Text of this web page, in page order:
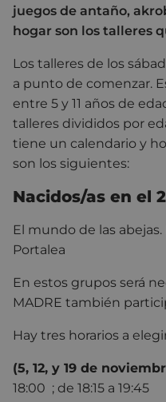
juegos de antaño,
hogar son los talleres
Los talleres de los
a punto de comenzar.
entre 5 y 11 años de
talleres divididos por
tiene un calendario y
son los siguientes:
Nacidos/as en el
El mundo de las
Portalea
En estos grupos será
MADRE también
Hay tres horarios a
(5, 12, y 19 de
18:00 ; de 18:15 a 19:45